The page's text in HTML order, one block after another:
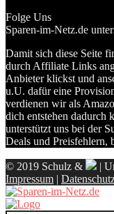
Folge Uns
Sparen-im-Netz.de
Damit sich diese Seite
durch Affiliate Links
Anbieter klickst und
u.U. dafür eine
verdienen wir als
dich entstehen dadurch
unterstützt uns bei der
Deals und Preisfehlern,
© 2019 Schulz & |
Impressum |